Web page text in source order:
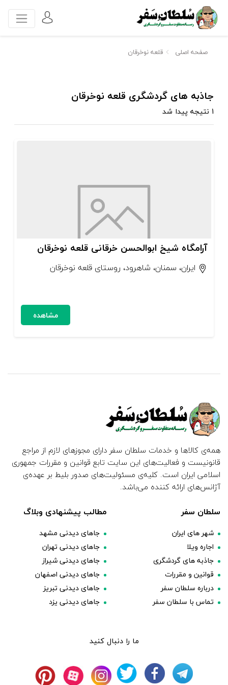
صفحه اصلی قلعه نوخرقان
جاذبه های گردشگری قلعه نوخرقان
1 نتیجه پیدا شد
آرامگاه شیخ ابوالحسن خرقانی قلعه نوخرقان
ایران، سمنان، شاهرود، روستای قلعه نو‏خرقان
مشاهده
همه‌ی کالاها و خدمات سلطان سفر دارای مجوزهای لازم از مراجع
قانونیست و فعالیت‌های این سایت تابع قوانین و مقررات جمهوری
اسلامی ایران است. کلیه‌ی مسئولیت‌های صدور بلیط بر عهده‌ی
آژانس‌های ارائه کننده می‌باشد.
سلطان سفر
شهر های ایران
اجاره ویلا
جاذبه های گردشگری
قوانین و مقررات
درباره سلطان سفر
تماس با سلطان سفر
مطالب پیشنهادی وبلاگ
جاهای دیدنی مشهد
جاهای دیدنی تهران
جاهای دیدنی شیراز
جاهای دیدنی اصفهان
جاهای دیدنی تبریز
جاهای دیدنی یزد
ما را دنبال کنید